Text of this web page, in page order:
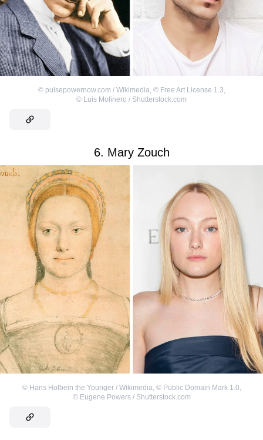
© pulsepowernow.com / Wikimedia, © Free Art License 1.3,
© Luis Molinero / Shutterstock.com
6. Mary Zouch
© Hans Holbein the Younger / Wikimedia, © Public Domain Mark 1.0,
© Eugene Powers / Shutterstock.com